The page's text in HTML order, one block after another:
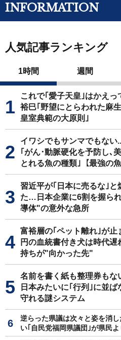
INFORMATION
人気記事ランキング
1時間 週間
これで｢愛子天皇｣はかえ
裕巳｢野望にとらわれた麻
皇室典範の大原則｣
イワシでもサンマでもない
｢がん･動脈硬化を予防し､
とれる魚の種類｣【最強の魚
習近平が｢日本に売るな｣と
た…日本企業に6割を握ら
導体"の意外な急所
富裕層の｢ペット離れ｣が
円の血統書付き犬は時代遅
持ちが"向かった先"
名前を書く紙も整理券も
日本みたいに｢行列｣に並ば
守れる謎システム
逆らった県議は次々と姿を消
い｢自民党福岡県議団｣が県民